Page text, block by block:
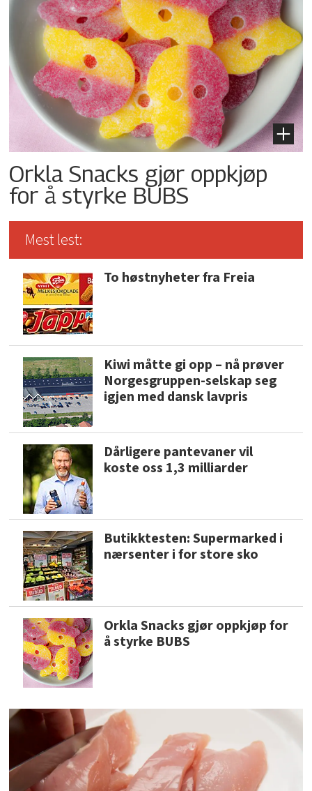
Orkla Snacks gjør oppkjøp
for å styrke BUBS
Mest lest:
To høstnyheter fra Freia
Kiwi måtte gi opp – nå prøver
Norgesgruppen-selskap seg
igjen med dansk lavpris
Dårligere pantevaner vil
koste oss 1,3 milliarder
Butikktesten: Supermarked i
nærsenter i for store sko
Orkla Snacks gjør oppkjøp for
å styrke BUBS